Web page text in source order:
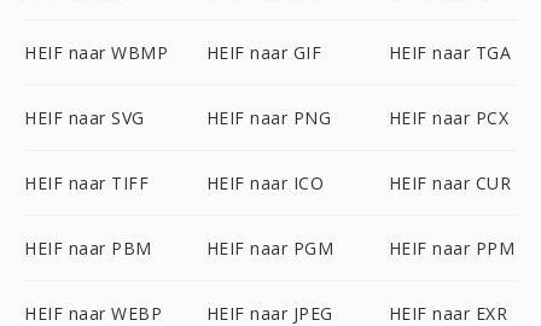
HEIF naar WBMP HEIF naar GIF HEIF naar TGA
HEIF naar SVG HEIF naar PNG HEIF naar PCX
HEIF naar TIFF HEIF naar ICO HEIF naar CUR
HEIF naar PBM HEIF naar PGM HEIF naar PPM
HEIF naar WEBP HEIF naar JPEG HEIF naar EXR